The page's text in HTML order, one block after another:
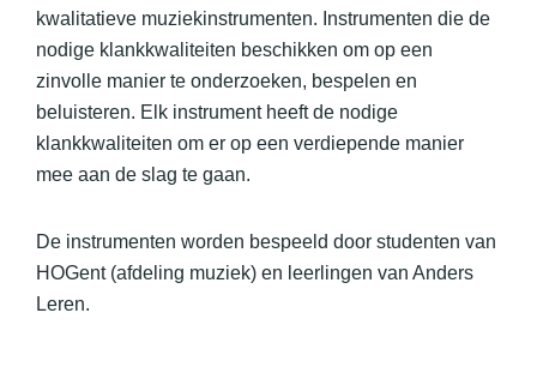
kwalitatieve muziekinstrumenten. Instrumenten die de
nodige klankkwaliteiten beschikken om op een
zinvolle manier te onderzoeken, bespelen en
beluisteren. Elk instrument heeft de nodige
klankkwaliteiten om er op een verdiepende manier
mee aan de slag te gaan.
De instrumenten worden bespeeld door studenten van
HOGent (afdeling muziek) en leerlingen van Anders
Leren.